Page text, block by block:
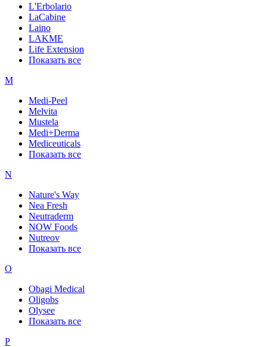
L'Erbolario
LaCabine
Laino
LAKME
Life Extension
Показать все
M
Medi-Peel
Melvita
Mustela
Medi+Derma
Mediceuticals
Показать все
N
Nature's Way
Nea Fresh
Neutraderm
NOW Foods
Nutreov
Показать все
O
Obagi Medical
Oligobs
Olysee
Показать все
P